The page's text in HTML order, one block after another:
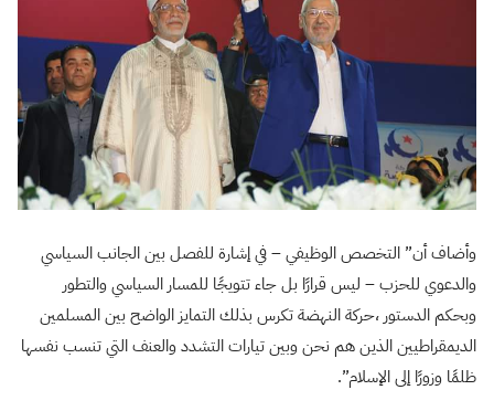
وأضاف أن” التخصص الوظيفي–في إشارة للفصل بين الجانب السياسي
والدعوي للحزب – ليس قرارًا بل جاء تتويجًا للمسار السياسي والتطور
وبحكم الدستور ،حركة النهضة تكرس بذلك التمايز الواضح بين المسلمين
الديمقراطيين الذين هم نحن وبين تيارات التشدد والعنف التي تنسب نفسها
ظلمًا وزورًا إلى الإسلام”.